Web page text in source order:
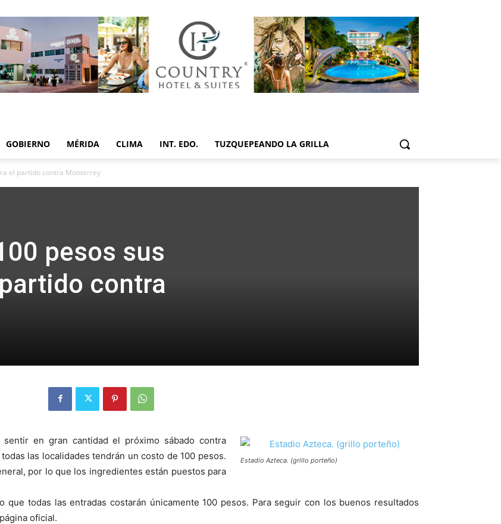
GOBIERNO MÉRIDA CLIMA INT. EDO. TUZQUEPEANDO LA GRILLA
el partido contra Monterrey
pesos sus
contra
Estadio Azteca. (grillo porteño)
en gran cantidad el próximo sábado contra
las localidades tendrán un costo de 100 pesos.
por lo que los ingredientes están puestos para
todas las entradas costarán únicamente 100 pesos. Para seguir con los buenos resultados
oficial.